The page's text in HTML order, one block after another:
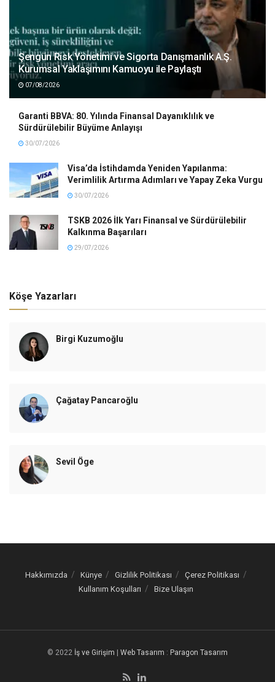
Şengün Risk Yönetimi ve Sigorta Danışmanlık A.Ş.
Kurumsal Yaklaşımını Kamuoyu ile Paylaştı
07/08/2026
Garanti BBVA: 80. Yılında Finansal Dayanıklılık ve
Sürdürülebilir Büyüme Anlayışı
30/07/2026
Visa’da İstihdamda Yeniden Yapılanma:
Verimlilik Artırma Adımları ve Yapay Zeka Vurgu
30/07/2026
TSKB 2026 İlk Yarı Finansal ve Sürdürülebilir
Kalkınma Başarıları
29/07/2026
Köşe Yazarları
Birgi Kuzumoğlu
Çağatay Pancaroğlu
Sevil Öge
Hakkımızda Künye Gizlilik Politikası
Çerez Politikası
Kullanım Koşulları
Bize Ulaşın
© 2022 İş ve Girişim | Web Tasarım : Paragon Tasarım